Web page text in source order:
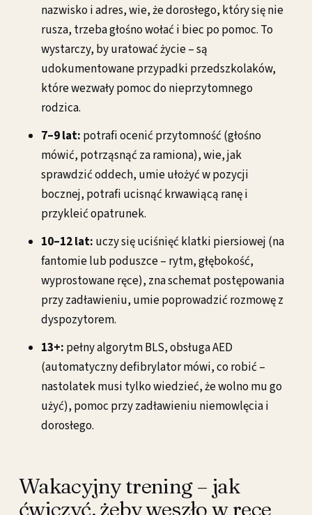
nazwisko i adres, wie, że dorosłego, który się nie
rusza, trzeba głośno wołać i biec po pomoc. To
wystarczy, by uratować życie – są
udokumentowane przypadki przedszkolaków,
które wezwały pomoc do nieprzytomnego
rodzica.
7–9 lat: potrafi ocenić przytomność (głośno
mówić, potrząsnąć za ramiona), wie, jak
sprawdzić oddech, umie ułożyć w pozycji
bocznej, potrafi ucisnąć krwawiącą ranę i
przykleić opatrunek.
10–12 lat: uczy się uciśnięć klatki piersiowej (na
fantomie lub poduszce – rytm, głębokość,
wyprostowane ręce), zna schemat postępowania
przy zadławieniu, umie poprowadzić rozmowę z
dyspozytorem.
13+: pełny algorytm BLS, obsługa AED
(automatyczny defibrylator mówi, co robić –
nastolatek musi tylko wiedzieć, że wolno mu go
użyć), pomoc przy zadławieniu niemowlęcia i
dorosłego.
Wakacyjny trening – jak
ćwiczyć, żeby weszło w ręce